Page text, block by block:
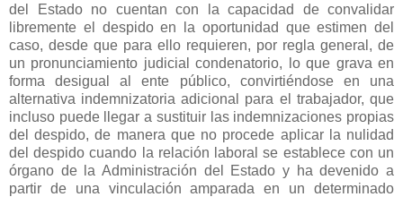
del Estado no cuentan con la capacidad de convalidar
libremente el despido en la oportunidad que estimen del
caso, desde que para ello requieren, por regla general, de
un pronunciamiento judicial condenatorio, lo que grava en
forma desigual al ente público, convirtiéndose en una
alternativa indemnizatoria adicional para el trabajador, que
incluso puede llegar a sustituir las indemnizaciones propias
del despido, de manera que no procede aplicar la nulidad
del despido cuando la relación laboral se establece con un
órgano de la Administración del Estado y ha devenido a
partir de una vinculación amparada en un determinado